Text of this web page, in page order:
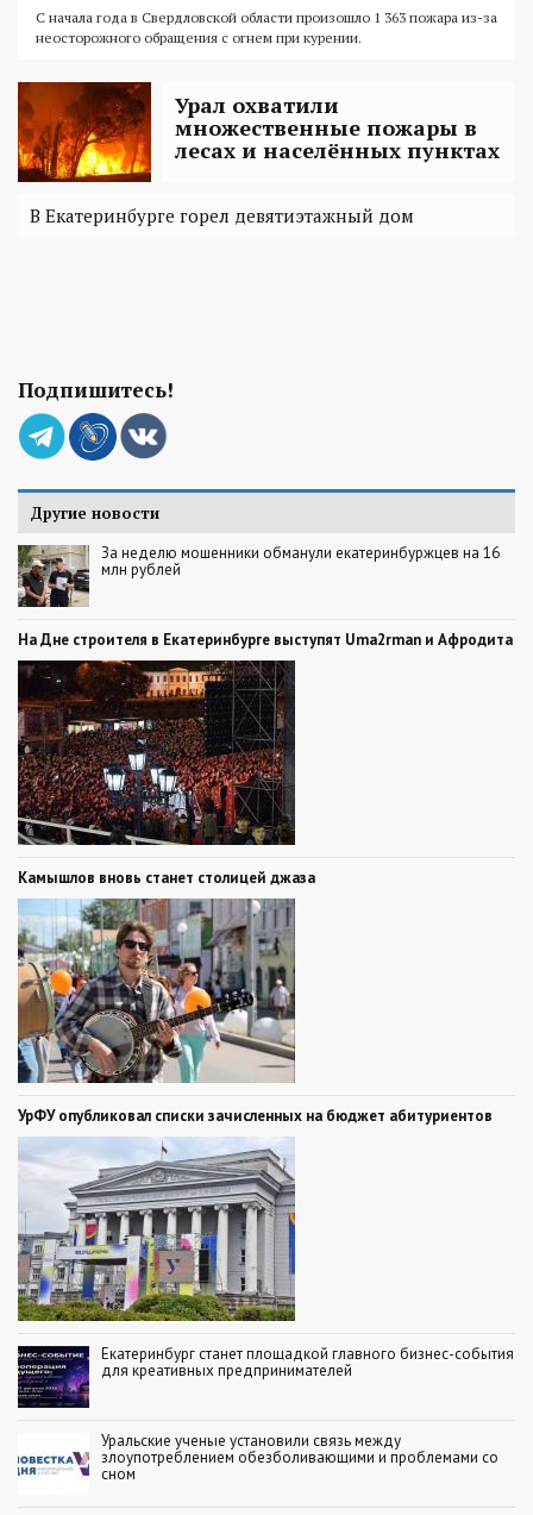
С начала года в Свердловской области произошло 1 363 пожара из-за
неосторожного обращения с огнем при курении.
Урал охватили
множественные пожары в
лесах и населённых пунктах
В Екатеринбурге горел девятиэтажный дом
Подпишитесь!
Другие новости
За неделю мошенники обманули екатеринбуржцев на 16
млн рублей
На Дне строителя в Екатеринбурге выступят Uma2rman и Афродита
Камышлов вновь станет столицей джаза
УрФУ опубликовал списки зачисленных на бюджет абитуриентов
Екатеринбург станет площадкой главного бизнес-события
для креативных предпринимателей
Уральские ученые установили связь между
злоупотреблением обезболивающими и проблемами со
сном